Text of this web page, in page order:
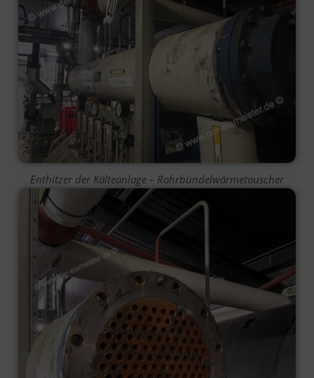
Enthitzer der Kälteanlage – Rohrbündelwärmetauscher